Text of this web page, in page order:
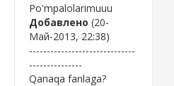
Po'mpalolarimuuu
Добавлено (20-
Май-2013, 22:38)
------------------------------
---------------
Qanaqa fanlaga?